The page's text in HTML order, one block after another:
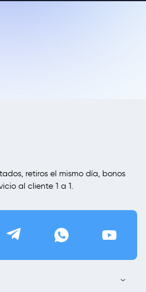
retiros el mismo día, bonos
al cliente 1 a 1.